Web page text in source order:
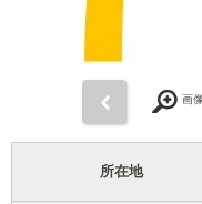
画
所在地